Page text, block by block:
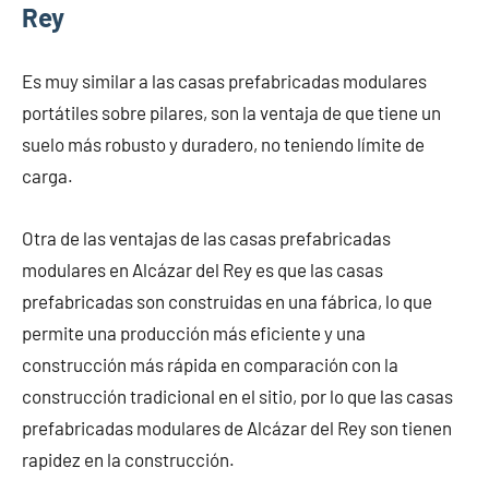
Rey
Es muy similar a las casas prefabricadas modulares
portátiles sobre pilares, son la ventaja de que tiene un
suelo más robusto y duradero, no teniendo límite de
carga.
Otra de las ventajas de las casas prefabricadas
modulares en Alcázar del Rey es que las casas
prefabricadas son construidas en una fábrica, lo que
permite una producción más eficiente y una
construcción más rápida en comparación con la
construcción tradicional en el sitio, por lo que las casas
prefabricadas modulares de Alcázar del Rey son tienen
rapidez en la construcción.